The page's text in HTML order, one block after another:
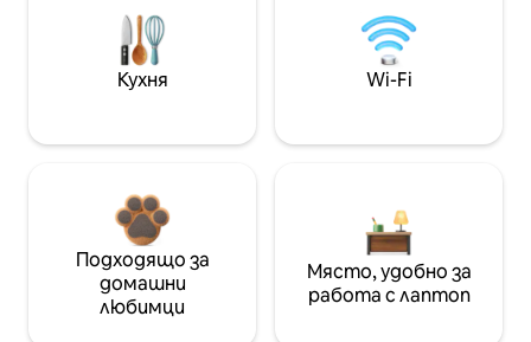
Кухня Wi-Fi
Подходящо за
домашни
любимци
Място, удобно за
работа с лаптоп